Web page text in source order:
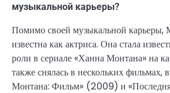
музыкальной карьеры?
Помимо своей музыкальной карьеры,
известна как актриса. Она стала
роли в сериале «Ханна Монтана» на
также снялась в нескольких фильмах,
Монтана: Фильм» (2009) и